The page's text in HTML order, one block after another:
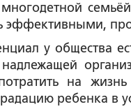
многодетной
у общества
на
ребенка в